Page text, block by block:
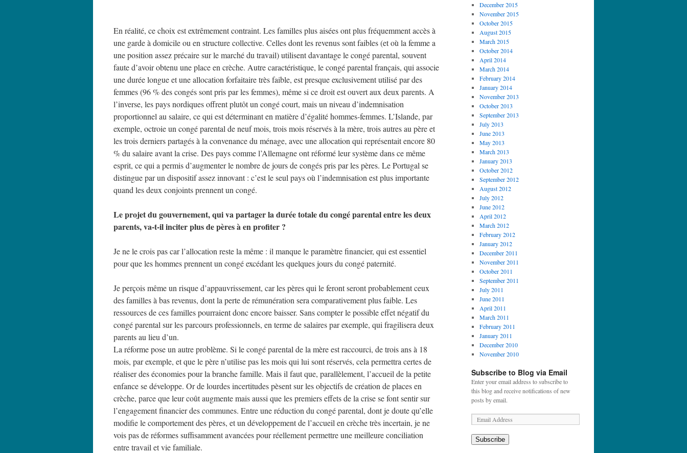
En réalité, ce choix est extrêmement contraint. Les familles plus aisées ont plus fréquemment accès à
une garde à domicile ou en structure collective. Celles dont les revenus sont faibles (et où la femme a
une position assez précaire sur le marché du travail) utilisent davantage le congé parental, souvent
faute d’avoir obtenu une place en crèche. Autre caractéristique, le congé parental français, qui associe
une durée longue et une allocation forfaitaire très faible, est presque exclusivement utilisé par des
femmes (96 % des congés sont pris par les femmes), même si ce droit est ouvert aux deux parents. A
l’inverse, les pays nordiques offrent plutôt un congé court, mais un niveau d’indemnisation
proportionnel au salaire, ce qui est déterminant en matière d’égalité hommes-femmes. L’Islande, par
exemple, octroie un congé parental de neuf mois, trois mois réservés à la mère, trois autres au père et
les trois derniers partagés à la convenance du ménage, avec une allocation qui représentait encore 80
% du salaire avant la crise. Des pays comme l’Allemagne ont réformé leur système dans ce même
esprit, ce qui a permis d’augmenter le nombre de jours de congés pris par les pères. Le Portugal se
distingue par un dispositif assez innovant : c’est le seul pays où l’indemnisation est plus importante
quand les deux conjoints prennent un congé.
Le projet du gouvernement, qui va partager la durée totale du congé parental entre les deux
parents, va-t-il inciter plus de pères à en profiter ?
Je ne le crois pas car l’allocation reste la même : il manque le paramètre financier, qui est essentiel
pour que les hommes prennent un congé excédant les quelques jours du congé paternité.
Je perçois même un risque d’appauvrissement, car les pères qui le feront seront probablement ceux
des familles à bas revenus, dont la perte de rémunération sera comparativement plus faible. Les
ressources de ces familles pourraient donc encore baisser. Sans compter le possible effet négatif du
congé parental sur les parcours professionnels, en terme de salaires par exemple, qui fragilisera deux
parents au lieu d’un.
La réforme pose un autre problème. Si le congé parental de la mère est raccourci, de trois ans à 18
mois, par exemple, et que le père n’utilise pas les mois qui lui sont réservés, cela permettra certes de
réaliser des économies pour la branche famille. Mais il faut que, parallèlement, l’accueil de la petite
enfance se développe. Or de lourdes incertitudes pèsent sur les objectifs de création de places en
crèche, parce que leur coût augmente mais aussi que les premiers effets de la crise se font sentir sur
l’engagement financier des communes. Entre une réduction du congé parental, dont je doute qu’elle
modifie le comportement des pères, et un développement de l’accueil en crèche très incertain, je ne
vois pas de réformes suffisamment avancées pour réellement permettre une meilleure conciliation
entre travail et vie familiale.
December 2015
November 2015
October 2015
August 2015
March 2015
October 2014
April 2014
March 2014
February 2014
January 2014
November 2013
October 2013
September 2013
July 2013
June 2013
May 2013
March 2013
January 2013
October 2012
September 2012
August 2012
July 2012
June 2012
April 2012
March 2012
February 2012
January 2012
December 2011
November 2011
October 2011
September 2011
July 2011
June 2011
April 2011
March 2011
February 2011
January 2011
December 2010
November 2010
Subscribe to Blog via Email
Enter your email address to subscribe to
this blog and receive notifications of new
posts by email.
m
a
i
Subscribe